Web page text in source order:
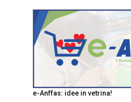
e-Anffas: idee in vetrina!